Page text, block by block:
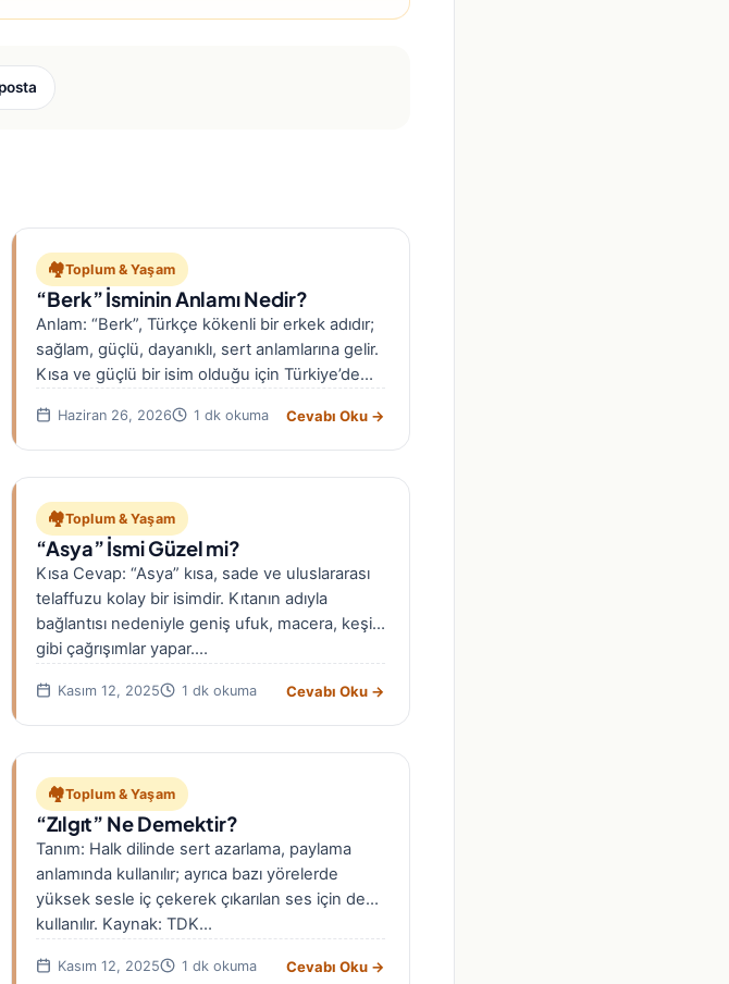
🏘️Toplum & Yaşam
“Berk” İsminin Anlamı Nedir?
Anlam: “Berk”, Türkçe kökenli bir erkek adıdır;
sağlam, güçlü, dayanıklı, sert anlamlarına gelir.
Kısa ve güçlü bir isim olduğu için Türkiye’de
Haziran 26, 2026 1 dk okuma Cevabı Oku →
🏘️Toplum & Yaşam
“Asya” İsmi Güzel mi?
Kısa Cevap: “Asya” kısa, sade ve uluslararası
telaffuzu kolay bir isimdir. Kıtanın adıyla
bağlantısı nedeniyle geniş ufuk, macera, keşif
gibi çağrışımlar yapar.…
Kasım 12, 2025 1 dk okuma Cevabı Oku →
🏘️Toplum & Yaşam
“Zılgıt” Ne Demektir?
Tanım: Halk dilinde sert azarlama, paylama
anlamında kullanılır; ayrıca bazı yörelerde
yüksek sesle iç çekerek çıkarılan ses için de
kullanılır. Kaynak: TDK…
Kasım 12, 2025 1 dk okuma Cevabı Oku →